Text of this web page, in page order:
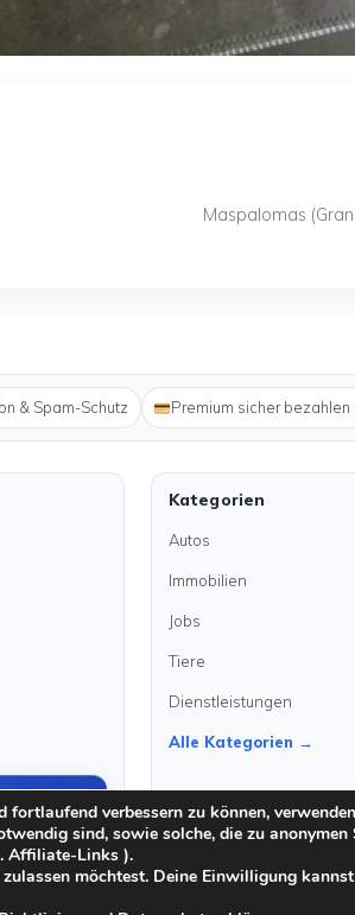
Maspalomas
& Spam-Schutz Premium sicher bezahlen
Kategorien
Autos
Immobilien
Jobs
Tiere
Dienstleistungen
Alle Kategorien →
verbessern zu können,
sind, sowie solche, die zu
Affiliate-Links ).
möchtest. Deine Einwilligung